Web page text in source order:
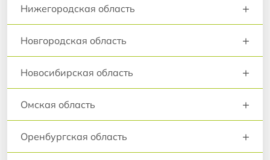
Нижегородская область +
Новгородская область +
Новосибирская область +
Омская область +
Оренбургская область +